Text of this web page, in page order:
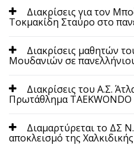
Διακρίσεις για τον
Τοκμακίδη Σταύρο στο
Διακρίσεις μαθητών
Μουδανιών σε
Διακρίσεις του Α.Σ.
Πρωτάθλημα TAEKWONDO
Διαμαρτύρεται το ΔΣ
αποκλεισμό της